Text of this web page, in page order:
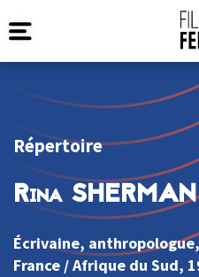
Répertoire
Rina SHERMAN
Écrivaine,
France /Afrique du Sud,